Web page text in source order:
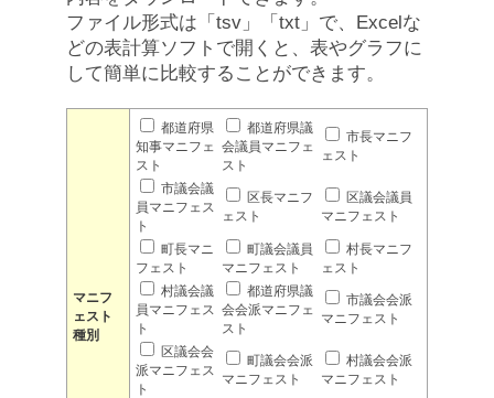
ファイル形式は「tsv」「txt」で、Excelな
どの表計算ソフトで開くと、表やグラフに
して簡単に比較することができます。
マニフ
ェスト
種別
都道府県
知事マニフェ
スト
都道府県議
会議員マニフェ
スト
市長マニフ
ェスト
市議会議
員マニフェス
ト
区長マニフ
ェスト
区議会議員
マニフェスト
町長マニ
フェスト
町議会議員
マニフェスト
村長マニフ
ェスト
村議会議
員マニフェス
ト
都道府県議
会会派マニフェ
スト
市議会会派
マニフェスト
区議会会
派マニフェス
ト
町議会会派
マニフェスト
村議会会派
マニフェスト